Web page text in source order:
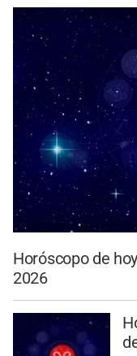
Horóscopo de
2026